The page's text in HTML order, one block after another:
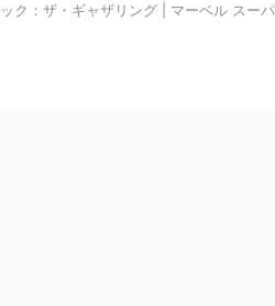
ック：ザ・ギャザリング | マーベル スー